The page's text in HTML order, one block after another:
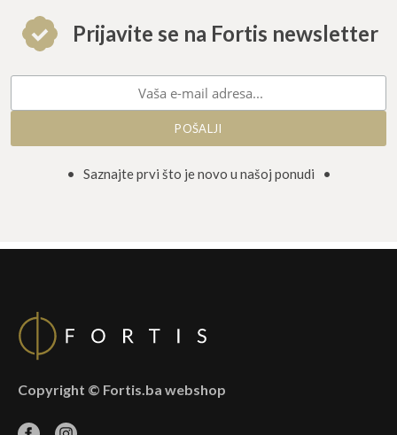
Prijavite se na Fortis newsletter
• Saznajte prvi što je novo u našoj ponudi •
Copyright © Fortis.ba webshop